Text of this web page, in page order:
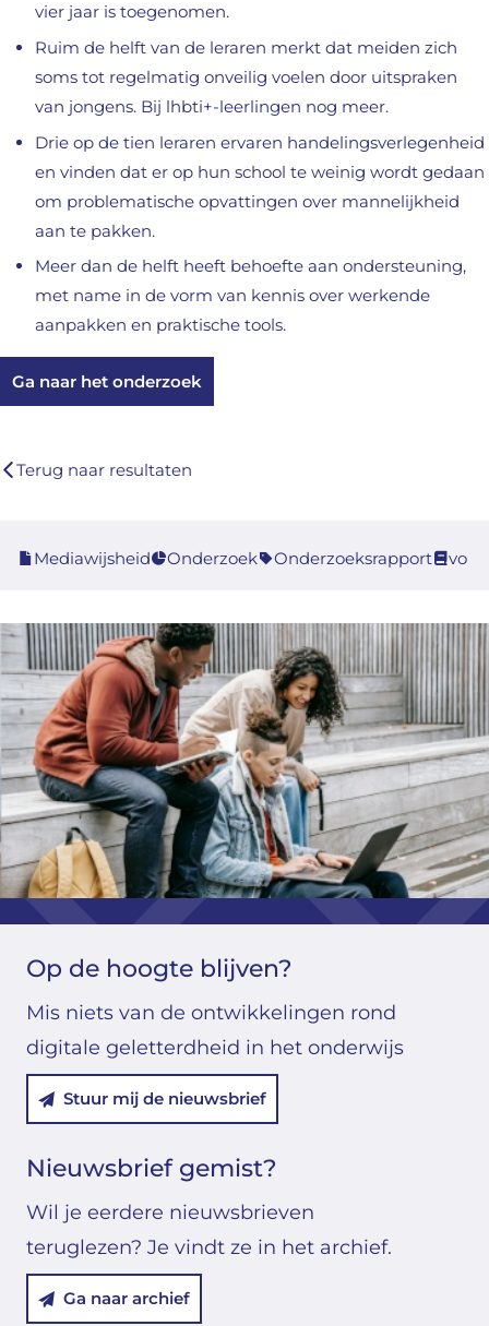
vier jaar is toegenomen.
Ruim de helft van de leraren merkt dat meiden zich
soms tot regelmatig onveilig voelen door uitspraken
van jongens. Bij lhbti+-leerlingen nog meer.
Drie op de tien leraren ervaren handelingsverlegenheid
en vinden dat er op hun school te weinig wordt gedaan
om problematische opvattingen over mannelijkheid
aan te pakken.
Meer dan de helft heeft behoefte aan ondersteuning,
met name in de vorm van kennis over werkende
aanpakken en praktische tools.
Ga naar het onderzoek
Terug naar resultaten
Mediawijsheid Onderzoek Onderzoeksrapport vo
Op de hoogte blijven?
Mis niets van de ontwikkelingen rond
digitale geletterdheid in het onderwijs
Stuur mij de nieuwsbrief
Nieuwsbrief gemist?
Wil je eerdere nieuwsbrieven
teruglezen? Je vindt ze in het archief.
Ga naar archief